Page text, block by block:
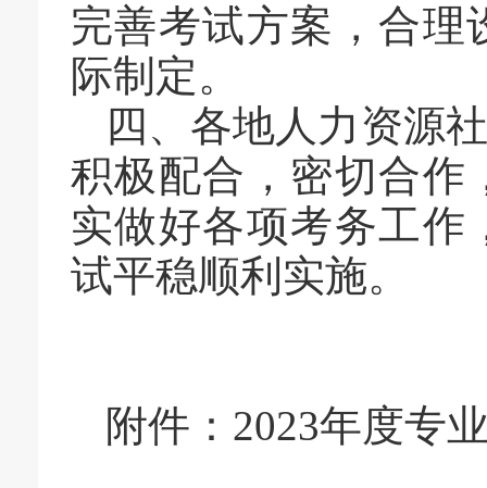
完善考试方案，合理
际制定。
四、 各地人力资源
积极配合，密切合作
实做好各项考务工作
试平稳顺利实施。
附件： 2023年度专